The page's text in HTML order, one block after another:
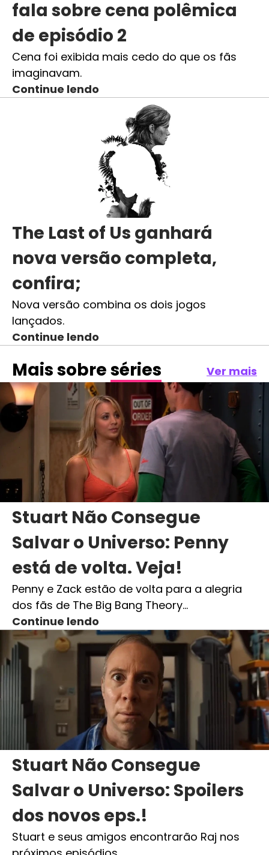
fala sobre cena polêmica
de episódio 2
Cena foi exibida mais cedo do que os fãs
imaginavam.
Continue lendo
The Last of Us ganhará
nova versão completa,
confira;
Nova versão combina os dois jogos
lançados.
Continue lendo
Mais sobreséries Ver mais
Stuart Não Consegue
Salvar o Universo: Penny
está de volta. Veja!
Penny e Zack estão de volta para a alegria
dos fãs de The Big Bang Theory…
Continue lendo
Stuart Não Consegue
Salvar o Universo: Spoilers
dos novos eps.!
Stuart e seus amigos encontrarão Raj nos